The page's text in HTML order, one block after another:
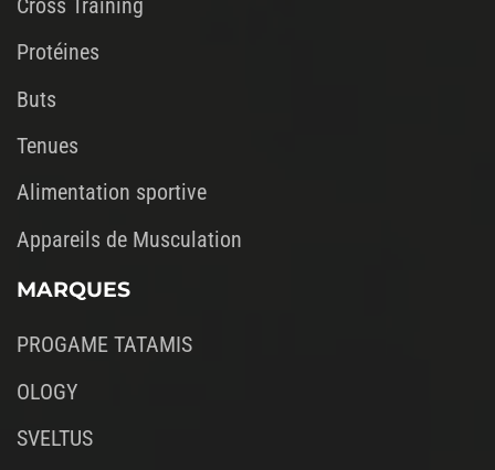
Cross Training
Protéines
Buts
Tenues
Alimentation sportive
Appareils de Musculation
MARQUES
PROGAME TATAMIS
OLOGY
SVELTUS